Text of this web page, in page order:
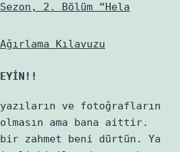
2. Bölüm “Hela
Kılavuzu
ve fotoğrafların
ama bana aittir.
zahmet beni dürtün. Ya